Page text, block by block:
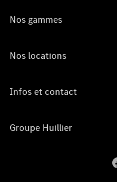
Nos gammes
Nos locations
Infos et contact
Groupe Huillier